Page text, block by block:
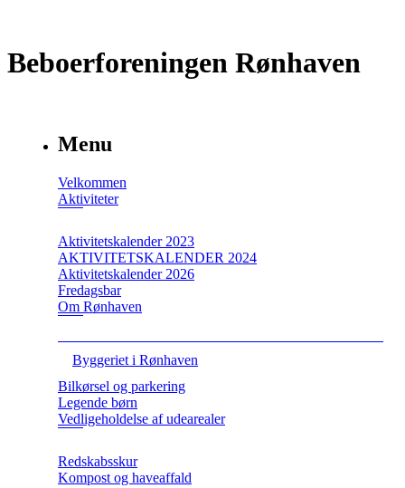
Beboerforeningen Rønhaven
Menu
Velkommen
Aktiviteter
Aktivitetskalender 2023
AKTIVITETSKALENDER 2024
Aktivitetskalender 2026
Fredagsbar
Om Rønhaven
Byggeriet i Rønhaven
Bilkørsel og parkering
Legende børn
Vedligeholdelse af udearealer
Redskabsskur
Kompost og haveaffald